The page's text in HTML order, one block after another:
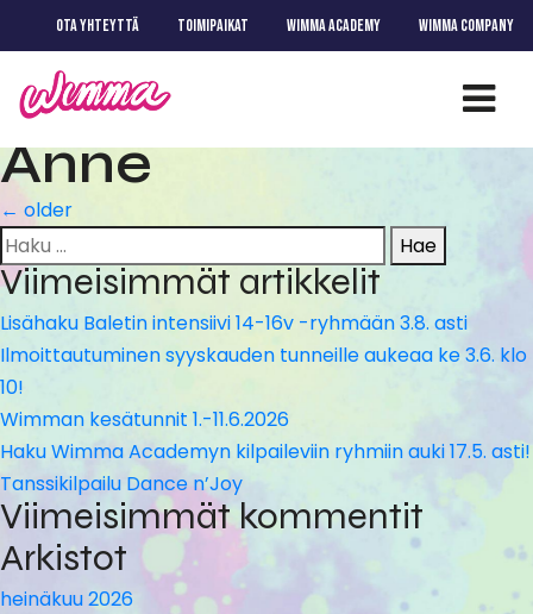
OTA YHTEYTTÄ TOIMIPAIKAT WIMMA ACADEMY WIMMA COMPANY
Anne
Artikkelien
selaus
← older
Haku:
Viimeisimmät artikkelit
Lisähaku Baletin intensiivi 14-16v -ryhmään 3.8. asti
Ilmoittautuminen syyskauden tunneille aukeaa ke 3.6. klo
10!
Wimman kesätunnit 1.-11.6.2026
Haku Wimma Academyn kilpaileviin ryhmiin auki 17.5. asti!
Tanssikilpailu Dance n’Joy
Viimeisimmät kommentit
Arkistot
heinäkuu 2026